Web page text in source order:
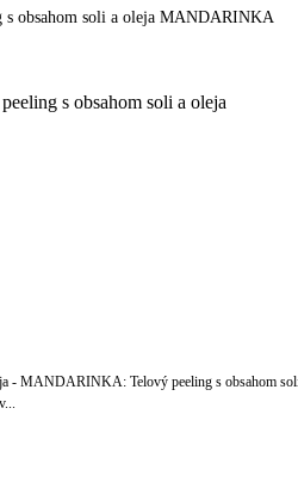
s obsahom soli a oleja MANDARINKA
- MANDARINKA: Telový peeling s obsahom